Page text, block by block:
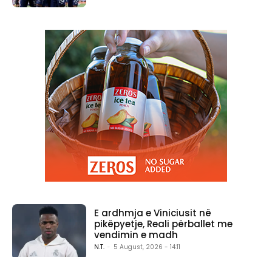
E ardhmja e Viniciusit në
pikëpyetje, Reali përballet me
vendimin e madh
N.T. - 5 August, 2026 - 14:11